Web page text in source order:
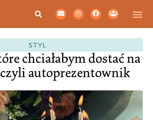
STYL
chciałabym dostać na
autoprezentownik